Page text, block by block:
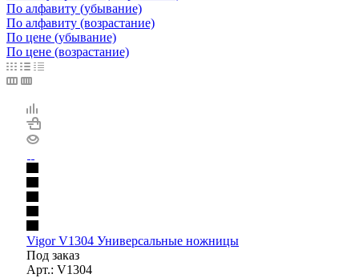
По алфавиту (убывание)
По алфавиту (возрастание)
По цене (убывание)
По цене (возрастание)
Vigor V1304 Универсальные ножницы
Под заказ
Арт.: V1304